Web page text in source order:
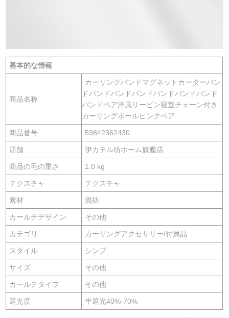
基本的な情報
商品名称
カーリングバンドマグネットカーターバン
ドバンドバンドバンドバンドバンドバンド
バンドペア洋風リービン寝室チェーン付き
カーリングボールピンクペア
商品番号 59842362430
店舗 伊カテル坊ホーム旗艦店
商品の毛の重さ 1.0 kg
テクスチャ テクスチャ
素材 混紡
カールテデザイン その他
カテゴリ カーリングアクセサリー/付属品
スタイル シンプ
サイズ その他
カールテタイプ その他
遮光度 半遮光40%-70%